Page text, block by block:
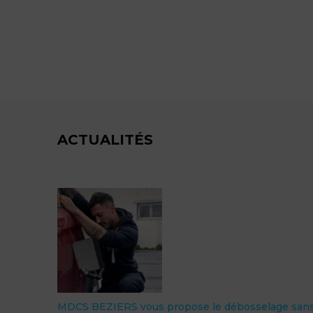
ACTUALITÉS
MDCS BEZIERS vous propose le débosselage